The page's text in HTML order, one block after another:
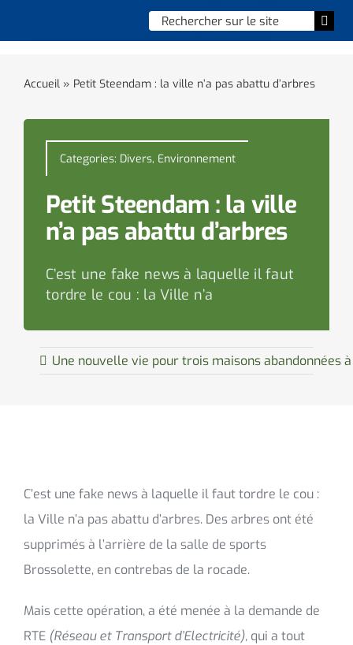
Chercher
:
Vie quotidienne
Enfance, jeunesse & sports
Culture et loisirs
Social & solidarité
Contacter le maire
Accueil» Petit Steendam : la ville n’a pas abattu d’arbres
Categories: Divers, Environnement
Petit Steendam : la ville
n’a pas abattu d’arbres
C’est une fake news à laquelle il faut
tordre le cou : la Ville n’a
Une nouvelle vie pour trois maisons abandonnées
C’est une fake news à laquelle il faut tordre le cou :
la Ville n’a pas abattu d’arbres. Des arbres ont été
supprimés à l’arrière de la salle de sports
Brossolette, en contrebas de la rocade.
Mais cette opération, a été menée à la demande de
RTE (Réseau et Transport d’Electricité),qui a tout